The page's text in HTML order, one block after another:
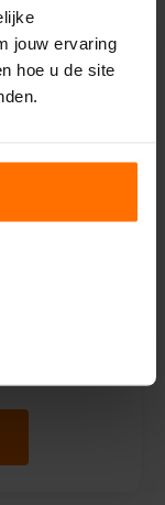
jouw ervaring
hoe u de site
legbeeld en
en